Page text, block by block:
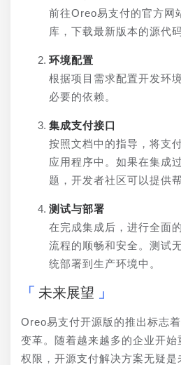
前往Oreo易支付的官方网
库，下载最新版本的源代码
环境配置
根据项目需求配置开发环
必要的依赖。
集成支付接口
按照文档中的指导，将支
应用程序中。如果在集成
题，开发者社区可以提供帮
测试与部署
在完成集成后，进行全面
流程的顺畅和安全。测试
统部署到生产环境中。
未来展望
Oreo易支付开源版的推出标志
变革。随着越来越多的企业开
权限，开源支付解决方案无疑